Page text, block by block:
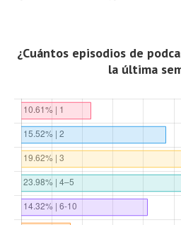
¿Cuántos episodios de
la última